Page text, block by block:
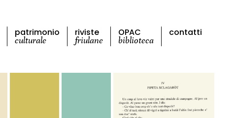
patrimonio
culturale
riviste
friulane
OPAC
biblioteca
contatti